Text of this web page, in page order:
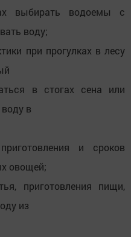
выбирать водоемы с
воду;
при прогулках в лесу
в стогах сена или
в
и сроков
овощей;
приготовления пищи,
из